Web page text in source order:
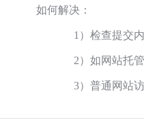
如何解决：
1）检查提交
2）如网站托
3）普通网站